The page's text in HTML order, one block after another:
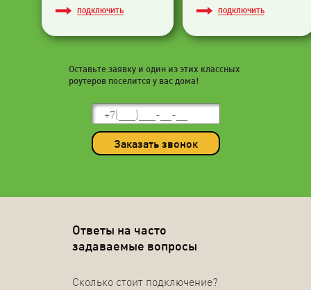
ПОДКЛЮЧИТЬ ПОДКЛЮЧИТЬ
Оставьте заявку и один из этих классных
роутеров поселится у вас дома!
Заказать звонок
Ответы на часто
задаваемые вопросы
Сколько стоит подключение?